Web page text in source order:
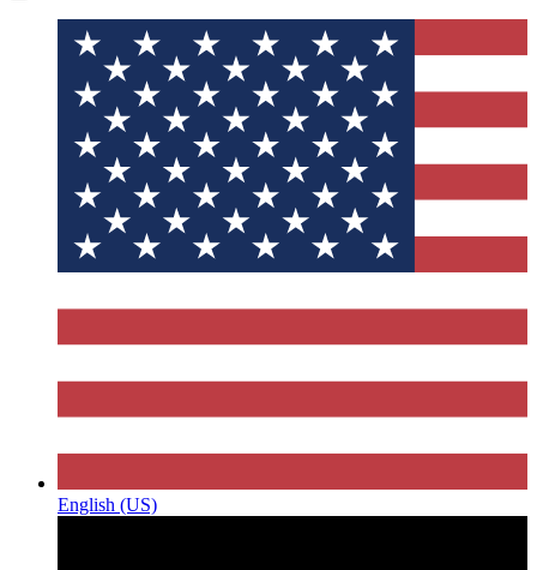
English (US)